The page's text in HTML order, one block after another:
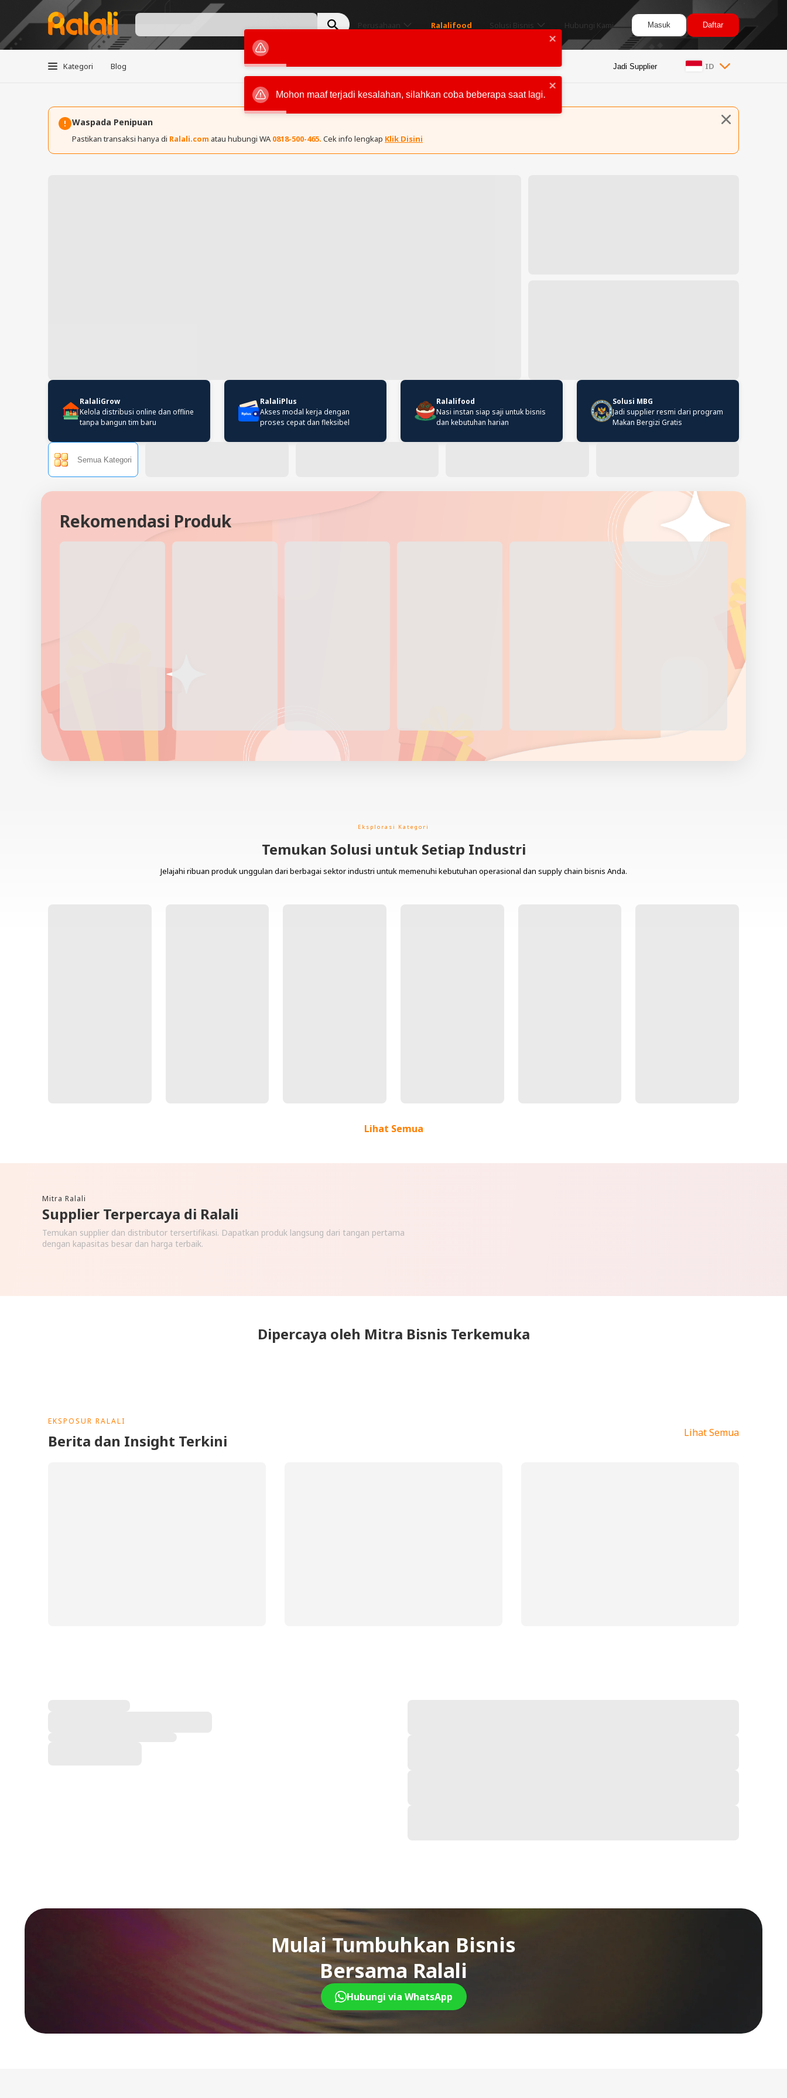
Perusahaan Ralalifood Solusi Bisnis Hubungi Kami Masuk Daftar
Kategori Blog Jadi Supplier ID
Waspada Penipuan
Pastikan transaksi hanya di Ralali.com atau hubungi WA 0818-500-465. Cek info lengkap Klik Disini
RalaliGrow
Kelola distribusi online dan offline
tanpa bangun tim baru
RalaliPlus
Akses modal kerja dengan
proses cepat dan fleksibel
Ralalifood
Nasi instan siap saji untuk bisnis
dan kebutuhan harian
Solusi MBG
Jadi supplier resmi dari program
Makan Bergizi Gratis
Semua Kategori
Rekomendasi Produk
Eksplorasi Kategori
Temukan Solusi untuk Setiap Industri
Jelajahi ribuan produk unggulan dari berbagai sektor industri untuk memenuhi kebutuhan operasional dan supply chain bisnis Anda.
Lihat Semua
Mitra Ralali
Supplier Terpercaya di Ralali
Temukan supplier dan distributor tersertifikasi. Dapatkan produk langsung dari tangan pertama
dengan kapasitas besar dan harga terbaik.
Dipercaya oleh Mitra Bisnis Terkemuka
EKSPOSUR RALALI
Berita dan Insight Terkini Lihat Semua
Mulai Tumbuhkan Bisnis
Bersama Ralali
Hubungi via WhatsApp